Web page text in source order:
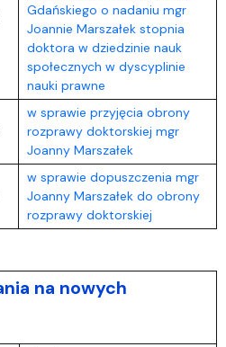
Gdańskiego o nadaniu mgr
Joannie Marszałek stopnia
doktora w dziedzinie nauk
społecznych w dyscyplinie
nauki prawne
w sprawie przyjęcia obrony
rozprawy doktorskiej mgr
Joanny Marszałek
w sprawie dopuszczenia mgr
Joanny Marszałek do obrony
rozprawy doktorskiej
na nowych